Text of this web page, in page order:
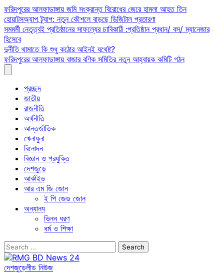
Skip
to
content
ফরিদপুরের আলফাডাঙ্গায় জমি সংক্রান্ত বিরোধের জেরে হামলা আহত তিন
হোয়াটসঅ্যাপ ট্র্যাপ: নতুন কৌশলে বাড়ছে ডিজিটাল প্রতারণা
সমমর্মী নেতৃত্বই প্রতিষ্ঠানের সাফল্যের চাবিকাঠি :প্রতিষ্ঠান প্রধান/ বস/ ম্যানেজার
হিসেবে
দুর্নীতি থামাতে কি শুধু কঠোর আইনই যথেষ্ট?
ফরিদপুরের আলফাডাঙ্গায় বাজার বণিক সমিতির নতুন আহ্বায়ক কমিটি গঠন
প্রচ্ছদ
জাতীয়
রাজনীতি
অর্থনীতি
আন্তর্জাতিক
খেলাধুলা
বিনোদন
বিজ্ঞান ও প্রযুক্তি
দেশজুড়ে
আর্কাইভ
আর এম জি জোন
ই পি জেড জোন
অন্যান্য
ভিন্ন ধরণ
ধর্ম ও শিক্ষা
Search
for:
দেশজুড়েলীড নিউজ